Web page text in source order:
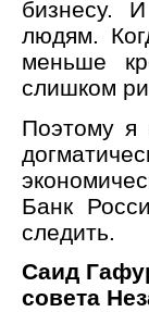
бизнесу.
людям.
меньше
слишком
Поэтому я
Банк
следить.
Саид
совета